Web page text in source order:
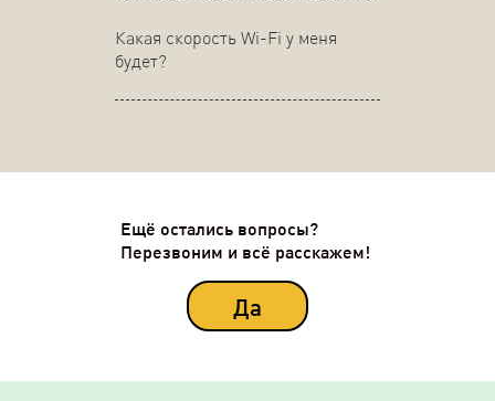
Какая скорость Wi-Fi у меня
будет?
Ещё остались вопросы?
Перезвоним и всё расскажем!
Да